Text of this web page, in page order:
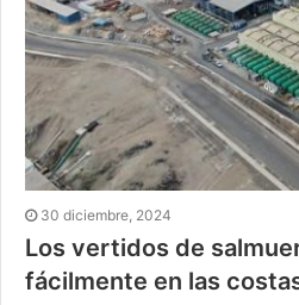
30 diciembre, 2024
Los vertidos de
fácilmente en las